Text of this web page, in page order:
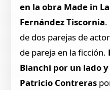
en la obra Made in
Fernández Tiscornia.
de dos parejas de
de pareja en la ficción.
Bianchi por un lado
Patricio Contreras